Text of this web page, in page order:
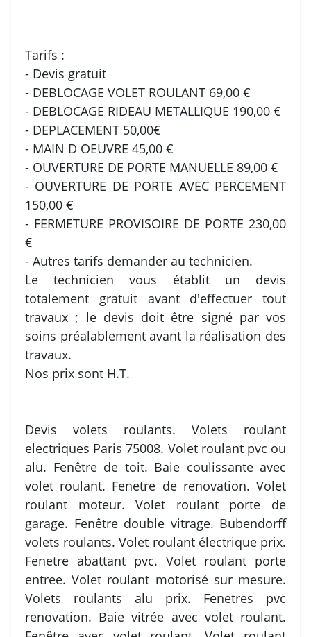
Tarifs :
- Devis gratuit
- DEBLOCAGE VOLET ROULANT 69,00 €
- DEBLOCAGE RIDEAU METALLIQUE 190,00 €
- DEPLACEMENT 50,00€
- MAIN D OEUVRE 45,00 €
- OUVERTURE DE PORTE MANUELLE 89,00 €
- OUVERTURE DE PORTE AVEC PERCEMENT
150,00 €
- FERMETURE PROVISOIRE DE PORTE 230,00
€
- Autres tarifs demander au technicien.
Le technicien vous établit un devis
totalement gratuit avant d'effectuer tout
travaux ; le devis doit être signé par vos
soins préalablement avant la réalisation des
travaux.
Nos prix sont H.T.
Devis volets roulants. Volets roulant
electriques Paris 75008. Volet roulant pvc ou
alu. Fenêtre de toit. Baie coulissante avec
volet roulant. Fenetre de renovation. Volet
roulant moteur. Volet roulant porte de
garage. Fenêtre double vitrage. Bubendorff
volets roulants. Volet roulant électrique prix.
Fenetre abattant pvc. Volet roulant porte
entree. Volet roulant motorisé sur mesure.
Volets roulants alu prix. Fenetres pvc
renovation. Baie vitrée avec volet roulant.